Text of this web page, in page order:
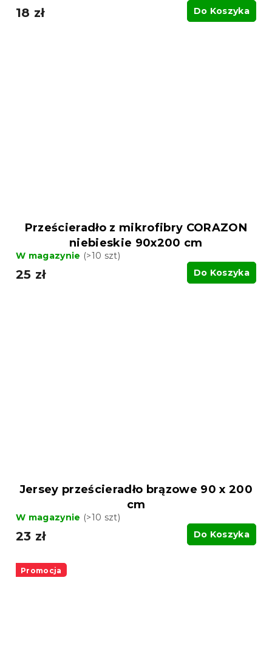
18 zł Do Koszyka
Prześcieradło z mikrofibry CORAZON
niebieskie 90x200 cm
W magazynie (>10 szt)
25 zł Do Koszyka
Jersey prześcieradło brązowe 90 x 200
cm
W magazynie (>10 szt)
23 zł Do Koszyka
Promocja